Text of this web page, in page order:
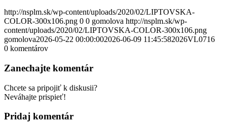
http://nsplm.sk/wp-content/uploads/2020/02/LIPTOVSKA-
COLOR-300x106.png 0 0 gomolova http://nsplm.sk/wp-
content/uploads/2020/02/LIPTOVSKA-COLOR-300x106.png
gomolova2026-05-22 00:00:002026-06-09 11:45:582026VL0716
0 komentárov
Zanechajte komentár
Chcete sa pripojiť k diskusii?
Neváhajte prispieť!
Pridaj komentár